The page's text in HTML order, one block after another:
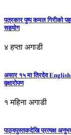
पत्रकार पुष्प कमल गिरीको
सहयोग
४ हप्ता अगाडी
असार १५ मा त्रिदेव
वृक्षारोपण
१ महिना अगाडी
पाठ्यपुस्तकदेखि प्रत्यक्ष